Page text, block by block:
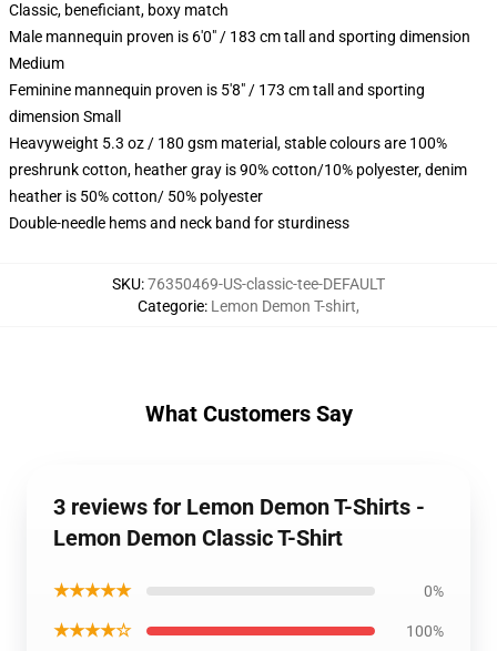
Classic, beneficiant, boxy match
Male mannequin proven is 6'0" / 183 cm tall and sporting dimension
Medium
Feminine mannequin proven is 5'8" / 173 cm tall and sporting
dimension Small
Heavyweight 5.3 oz / 180 gsm material, stable colours are 100%
preshrunk cotton, heather gray is 90% cotton/10% polyester, denim
heather is 50% cotton/ 50% polyester
Double-needle hems and neck band for sturdiness
SKU:76350469-US-classic-tee-DEFAULT
Categorie: Lemon Demon T-shirt,
What Customers Say
3 reviews for Lemon Demon T-Shirts -
Lemon Demon Classic T-Shirt
★★★★★ 0%
★★★★☆ 100%